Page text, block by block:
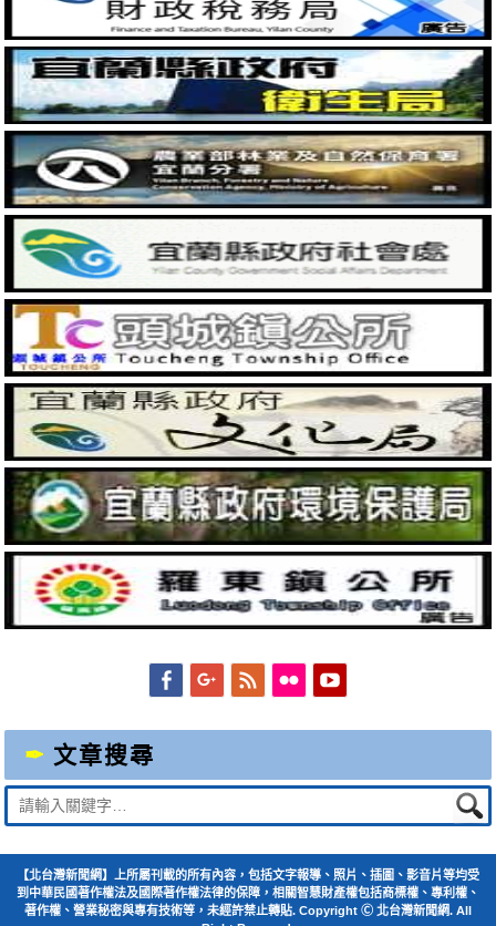
FacebookGoogleplus
Feed Flickr
文章搜尋
Suche
nach:
【北台灣新聞網】上所屬刊載的所有內容，包括文字報導、照片、插圖、影音片等均受
到中華民國著作權法及國際著作權法律的保障，相關智慧財產權包括商標權、專利權、
著作權、營業秘密與專有技術等，未經許禁止轉貼. Copyright Ⓒ 北台灣新聞網. All